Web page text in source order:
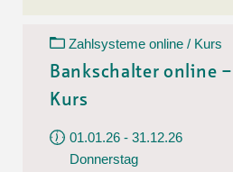
Zahlsysteme online / Kurs
Bankschalter online
Kurs
01.01.26 - 31.12.26
Donnerstag